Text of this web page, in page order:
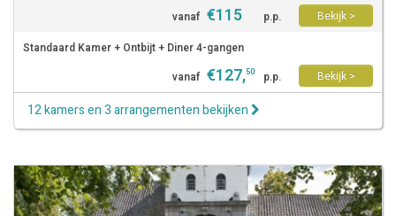
vanaf €115 p.p.
Bekijk >
Standaard Kamer + Ontbijt + Diner 4-gangen
vanaf €127,50 p.p. Bekijk >
12 kamers en 3 arrangementen bekijken